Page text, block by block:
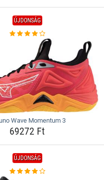
ÚJDONSÁG
Wave Momentum 3
69272 Ft
ÚJDONSÁG